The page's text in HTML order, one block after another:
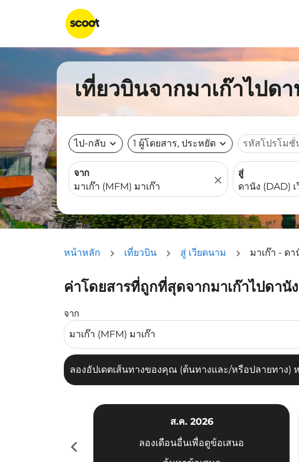
เที่ยวบินจากมาเก๊าไปด
ไป-กลับ expand_more 1 ผู้โดยสาร, ประหยัด expand_more รหัสโปรโมชั่
จาก
close
สู่
หน้าหลัก เที่ยวบิน สู่ เวียดนาม มาเก๊า - ดา
ค่าโดยสารที่ถูกที่สุดจากมาเก๊าไปดานัง
จาก
ลองอัปเดตเส้นทางของคุณ (ต้นทางและ/หรือปลายทาง)
ลองอัปเดตเส้นทางของคุณ (ต้นทางและ/หรือปลายทาง) ห
chevron_left
ส.ค. 2026
ลองเดือนอื่นเพื่อดูข้อเสนอ